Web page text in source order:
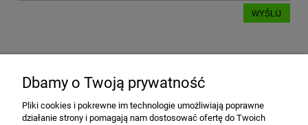
WYŚLIJ
POMOC
Dbamy o Twoją prywatność
Pliki cookies i pokrewne im technologie umożliwiają poprawne
działanie strony i pomagają nam dostosować ofertę do Twoich